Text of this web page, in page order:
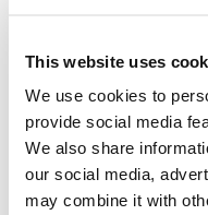
This website uses
We use cookies to
provide social media
We also share
our social media,
may combine it with